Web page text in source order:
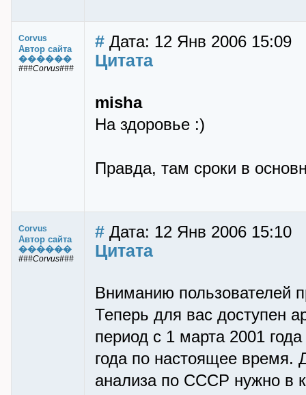
Corvus
Автор сайта
������
###Corvus###
# Дата: 12 Янв 2006 15:09
Цитата
misha
На здоровье :)
Правда, там сроки в
Corvus
Автор сайта
������
###Corvus###
# Дата: 12 Янв 2006 15:10
Цитата
Вниманию пользователей
Теперь для вас доступен
период с 1 марта 2001
года по настоящее время.
анализа по СССР нужно в